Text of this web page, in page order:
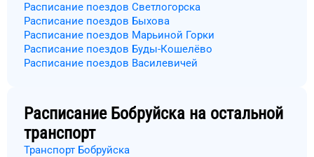
Расписание поездов Светлогорска
Расписание поездов Быхова
Расписание поездов Марьиной Горки
Расписание поездов Буды-Кошелёво
Расписание поездов Василевичей
Расписание Бобруйска на остальной
транспорт
Транспорт Бобруйска